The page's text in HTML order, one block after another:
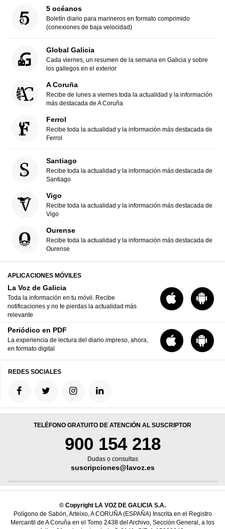
5 océanos
Boletín diario para marineros en formato comprimido
(conexiones de baja velocidad)
Global Galicia
Cada viernes, un resumen de la semana en Galicia y sobre
los gallegos en el exterior
A Coruña
Recibe de lunes a viernes toda la actualidad y la información
más destacada de A Coruña
Ferrol
Recibe toda la actualidad y la información más destacada de
Ferrol
Santiago
Recibe toda la actualidad y la información más destacada de
Santiago
Vigo
Recibe toda la actualidad y la información más destacada de
Vigo
Ourense
Recibe toda la actualidad y la información más destacada de
Ourense
APLICACIONES MÓVILES
La Voz de Galicia
Toda la información en tu móvil. Recibe
notificaciones y no te pierdas la actualidad más
relevante
Periódico en PDF
La experiencia de lectura del diario impreso, ahora,
en formato digital
REDES SOCIALES
TELÉFONO GRATUITO DE ATENCIÓN AL SUSCRIPTOR
900 154 218
Dudas o consultas
suscripciones@lavoz.es
© Copyright LA VOZ DE GALICIA S.A.
Polígono de Sabón, Arteixo, A CORUÑA (ESPAÑA) Inscrita en el Registro
Mercantil de A Coruña en el Tomo 2438 del Archivo, Sección General, a los